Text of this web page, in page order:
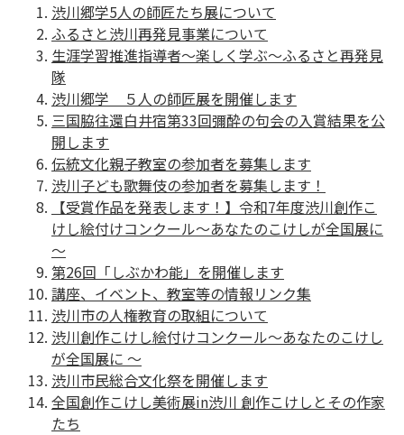
渋川郷学5人の師匠たち展について
ふるさと渋川再発見事業について
生涯学習推進指導者～楽しく学ぶ～ふるさと再発見
隊
渋川郷学 ５人の師匠展を開催します
三国脇往還白井宿第33回彌酔の句会の入賞結果を公
開します
伝統文化親子教室の参加者を募集します
渋川子ども歌舞伎の参加者を募集します！
【受賞作品を発表します！】令和7年度渋川創作こ
けし絵付けコンクール～あなたのこけしが全国展に
～
第26回「しぶかわ能」を開催します
講座、イベント、教室等の情報リンク集
渋川市の人権教育の取組について
渋川創作こけし絵付けコンクール～あなたのこけし
が全国展に ～
渋川市民総合文化祭を開催します
全国創作こけし美術展in渋川 創作こけしとその作家
たち